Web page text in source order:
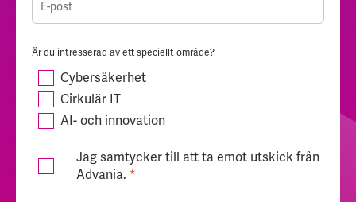
Är du intresserad av ett speciellt område?
Cybersäkerhet
Cirkulär IT
AI- och innovation
Jag samtycker till att ta emot utskick från
Advania. *